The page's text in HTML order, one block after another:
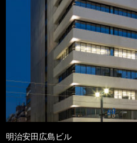
明治安田広島ビル